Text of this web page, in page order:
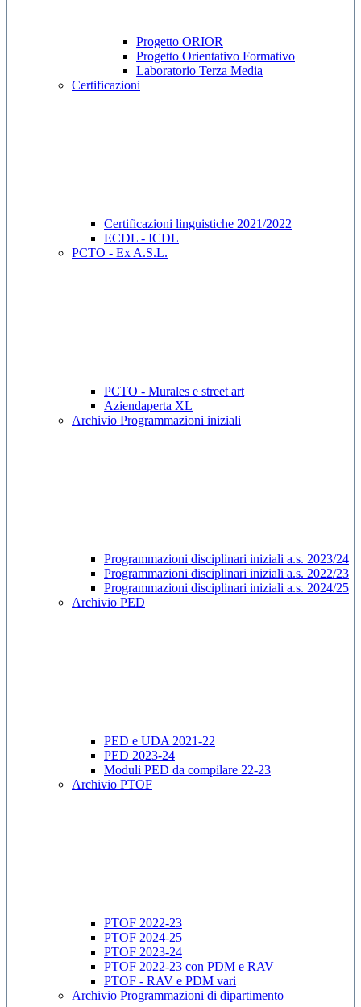
Progetto ORIOR
Progetto Orientativo Formativo
Laboratorio Terza Media
Certificazioni
Certificazioni linguistiche 2021/2022
ECDL - ICDL
PCTO - Ex A.S.L.
PCTO - Murales e street art
Aziendaperta XL
Archivio Programmazioni iniziali
Programmazioni disciplinari iniziali a.s. 2023/24
Programmazioni disciplinari iniziali a.s. 2022/23
Programmazioni disciplinari iniziali a.s. 2024/25
Archivio PED
PED e UDA 2021-22
PED 2023-24
Moduli PED da compilare 22-23
Archivio PTOF
PTOF 2022-23
PTOF 2024-25
PTOF 2023-24
PTOF 2022-23 con PDM e RAV
PTOF - RAV e PDM vari
Archivio Programmazioni di dipartimento